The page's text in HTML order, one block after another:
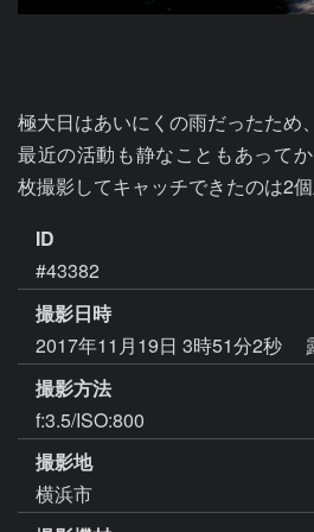
極大日はあいにくの雨だったため
最近の活動も静なこともあって
枚撮影してキャッチできたのは2個
ID
#43382
撮影日時
2017年11月19日 3時51分2秒
撮影方法
f:3.5/ISO:800
撮影地
横浜市